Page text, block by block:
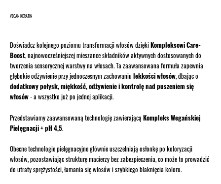
VEGAN KERATIN
Doświadcz kolejnego poziomu transformacji włosów dziękiKompleksowi Care-
Boost, najnowocześniejszej mieszance składników aktywnych dostosowanych do
tworzenia sensorycznej warstwy na włosach. Ta zaawansowana formuła zapewnia
głębokie odżywienie przy jednoczesnym zachowaniu lekkości włosów, dbając o
dodatkowy połysk, miękkość, odżywienie i kontrolę nad puszeniem się
włosów- a wszystko już po jednej aplikacji.
Przedstawiamy zaawansowaną technologię zawierającą Kompleks Wegańskiej
Pielęgnacji + pH 4,5.
Obecne technologie pielęgnacyjne głównie uszczelniają osłonkę po koloryzacji
włosów, pozostawiając strukturę macierzy bez zabezpieczenia, co może to prowadzić
do utraty sprężystości, łamania się włosów i szybkiego blaknięcia koloru.